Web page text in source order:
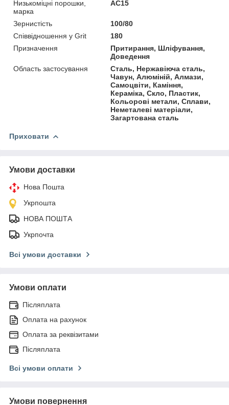
Низькоміцні порошки,
марка
АС15
Зернистість
100/80
Співвідношення у Grit
180
Призначення
Притирання, Шліфування,
Доведення
Область застосування
Сталь, Нержавіюча сталь,
Чавун, Алюміній, Алмази,
Самоцвіти, Каміння,
Кераміка, Скло, Пластик,
Кольорові метали, Сплави,
Неметалеві матеріали,
Загартована сталь
Приховати
Умови доставки
Нова Пошта
Укрпошта
НОВА ПОШТА
Укрпочта
Всі умови доставки
Умови оплати
Післяплата
Оплата на рахунок
Оплата за реквізитами
Післяплата
Всі умови оплати
Умови повернення